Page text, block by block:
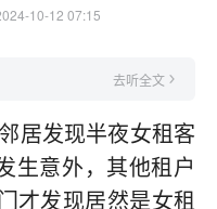
2024-10-12 07:15
去听全文
居发现半夜女租客
生意外，其他租户
才发现居然是女租